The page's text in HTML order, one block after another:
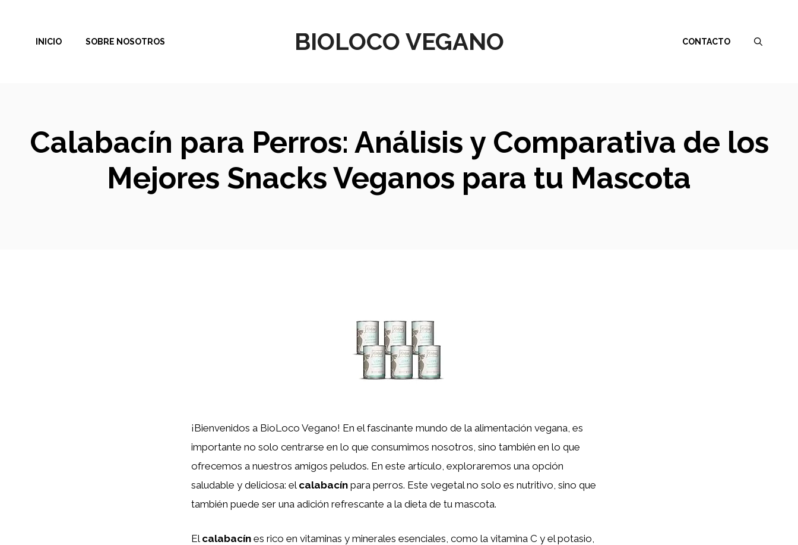
contenido
BIOLOCO VEGANO
INICIO SOBRE NOSOTROS CONTACTO
Calabacín para Perros: Análisis y Comparativa de los
Mejores Snacks Veganos para tu Mascota
¡Bienvenidos a BioLoco Vegano! En el fascinante mundo de la alimentación vegana, es
importante no solo centrarse en lo que consumimos nosotros, sino también en lo que
ofrecemos a nuestros amigos peludos. En este artículo, exploraremos una opción
saludable y deliciosa: el calabacín para perros. Este vegetal no solo es nutritivo, sino que
también puede ser una adición refrescante a la dieta de tu mascota.
El calabacín es rico en vitaminas y minerales esenciales, como la vitamina C y el potasio,